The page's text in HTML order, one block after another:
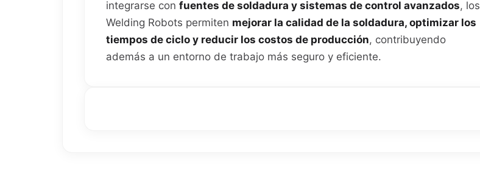
integrarse con fuentes de soldadura y sistemas de control avanzados, los
Welding Robots permiten mejorar la calidad de la soldadura, optimizar los
tiempos de ciclo y reducir los costos de producción, contribuyendo
además a un entorno de trabajo más seguro y eficiente.